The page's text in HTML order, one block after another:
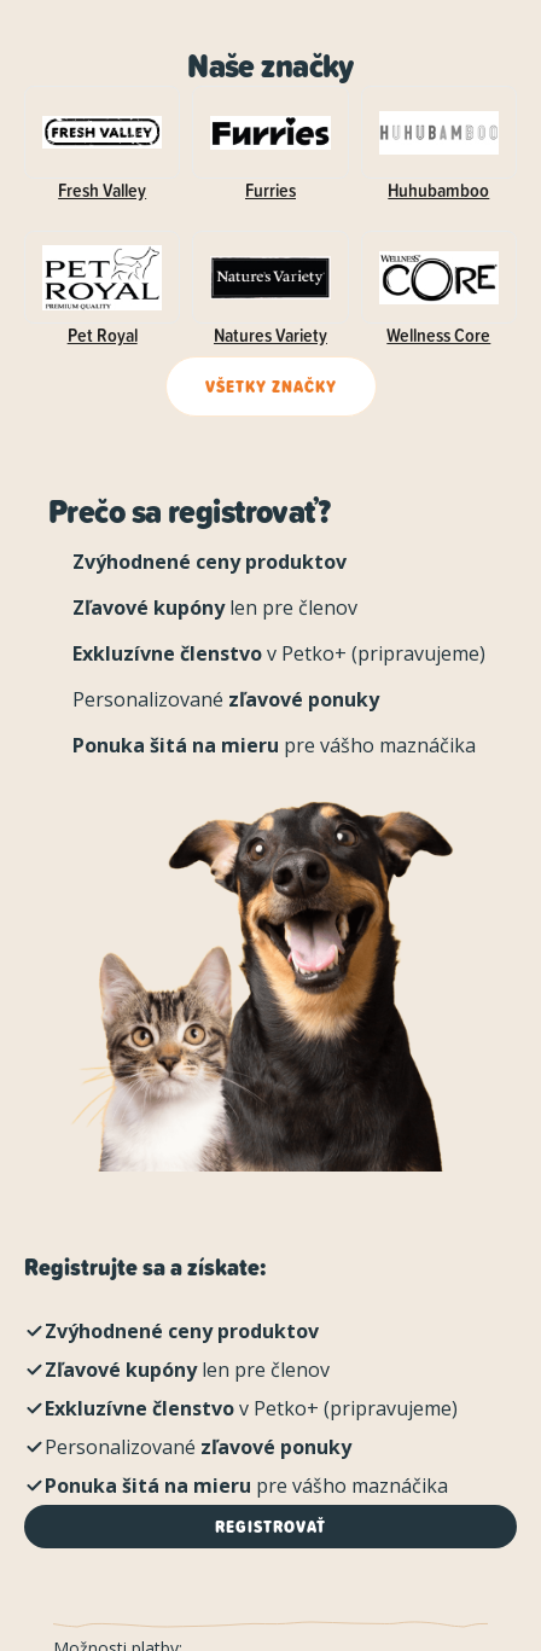
Naše značky
Fresh Valley Furries Huhubamboo
Pet Royal Natures Variety Wellness Core
VŠETKY ZNAČKY
Prečo sa registrovať?
Zvýhodnené ceny produktov
Zľavové kupónylen pre členov
Exkluzívne členstvov Petko+ (pripravujeme)
Personalizované zľavové ponuky
Ponuka šitá na mieru pre vášho maznáčika
Registrujte sa a získate:
Zvýhodnené ceny produktov
Zľavové kupónylen pre členov
Exkluzívne členstvov Petko+ (pripravujeme)
Personalizované zľavové ponuky
Ponuka šitá na mieru pre vášho maznáčika
REGISTROVAŤ